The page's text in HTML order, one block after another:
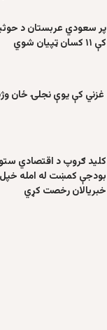
پر سعودي عربستان د
کې ۱۱ کسان ټپیان شوي
غزني کې یوې نجلۍ ځان
کلید ګروپ د اقتصادي
بودجې کمښت له امله خپل
خبریالان رخصت کړي